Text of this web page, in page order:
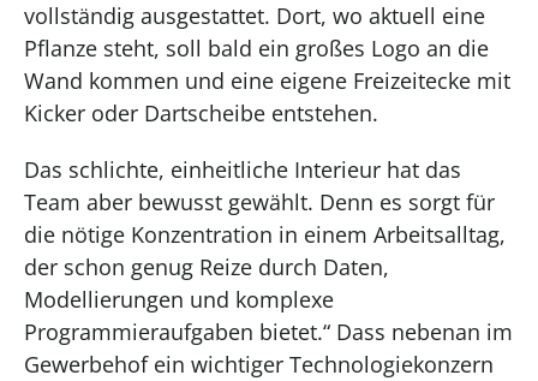
vollständig ausgestattet. Dort, wo aktuell eine
Pflanze steht, soll bald ein großes Logo an die
Wand kommen und eine eigene Freizeitecke mit
Kicker oder Dartscheibe entstehen.
Das schlichte, einheitliche Interieur hat das
Team aber bewusst gewählt. Denn es sorgt für
die nötige Konzentration in einem Arbeitsalltag,
der schon genug Reize durch Daten,
Modellierungen und komplexe
Programmieraufgaben bietet.“ Dass nebenan im
Gewerbehof ein wichtiger Technologiekonzern